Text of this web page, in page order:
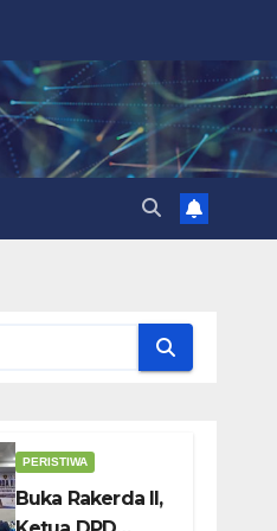
PERISTIWA
Buka Rakerda II,